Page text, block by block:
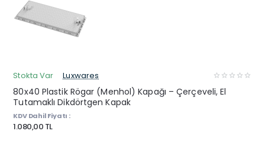
Stokta Var Luxwares
80x40 Plastik Rögar (Menhol) Kapağı – Çerçeveli, El
Tutamaklı Dikdörtgen Kapak
KDV Dahil Fiyatı :
1.080,00 TL